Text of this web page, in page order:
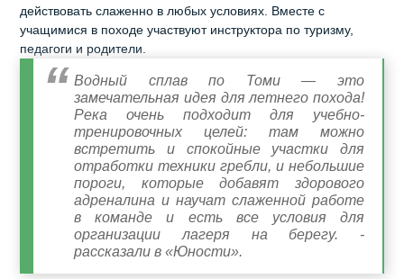
действовать слаженно в любых условиях. Вместе с
учащимися в походе участвуют инструктора по туризму,
педагоги и родители.
Водный сплав по Томи — это
замечательная идея для летнего похода!
Река очень подходит для учебно-
тренировочных целей: там можно
встретить и спокойные участки для
отработки техники гребли, и небольшие
пороги, которые добавят здорового
адреналина и научат слаженной работе
в команде и есть все условия для
организации лагеря на берегу. -
рассказали в «Юности».